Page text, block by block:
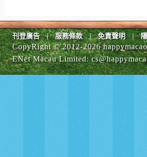
刊登廣告 | 服務條款 | 免責聲明 |
CopyRight © 2012-2026
ENet Macau Limited: